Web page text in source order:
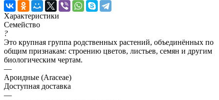
Характеристики
Семейство
?
Это крупная группа родственных растений, объединённых по
общим признакам: строению цветов, листьев, семян и другим
биологическим чертам.
—
Ароидные (Araceae)
Доступная доставка
—